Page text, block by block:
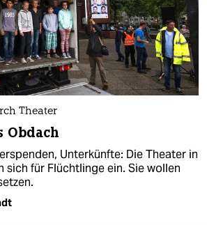
Theater
Obdach
Unterkünfte: Die Theater in
sich für Flüchtlinge ein. Sie wollen